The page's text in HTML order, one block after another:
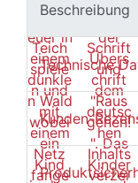
Beschreibung
Technische
Kunden-